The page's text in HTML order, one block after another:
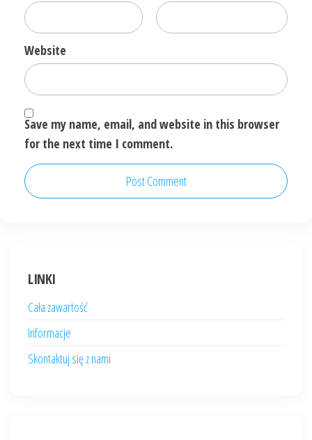
Website
Save my name, email, and website in this browser
for the next time I comment.
LINKI
Cała zawartość
Informacje
Skontaktuj się z nami